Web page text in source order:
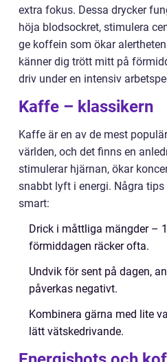
extra fokus. Dessa drycker
höja blodsockret, stimulera
ge koffein som ökar
känner dig trött mitt på
driv under en intensiv
Kaffe – klassikern
Kaffe är en av de mest
världen, och det finns en
stimulerar hjärnan, ökar
snabbt lyft i energi. Några
smart:
Drick i måttliga mängder –
förmiddagen räcker ofta.
Undvik för sent på dagen,
påverkas negativt.
Kombinera gärna med lite
lätt vätskedrivande.